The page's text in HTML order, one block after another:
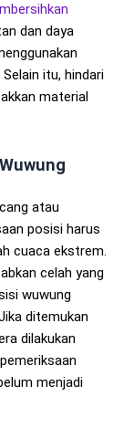
dan daya
itu, hindari
material
atau
posisi harus
cuaca ekstrem.
celah yang
wuwung
ditemukan
dilakukan
menjadi